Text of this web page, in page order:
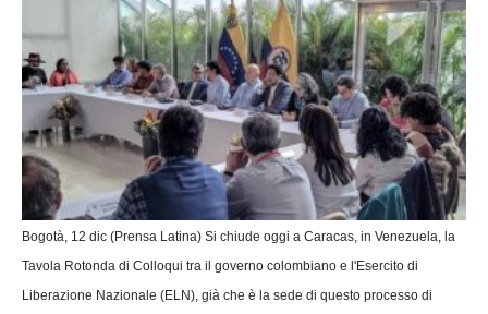
Bogotà, 12 dic (Prensa Latina) Si chiude oggi a Caracas, in Venezuela, la
Tavola Rotonda di Colloqui tra il governo colombiano e l'Esercito di
Liberazione Nazionale (ELN), già che è la sede di questo processo di